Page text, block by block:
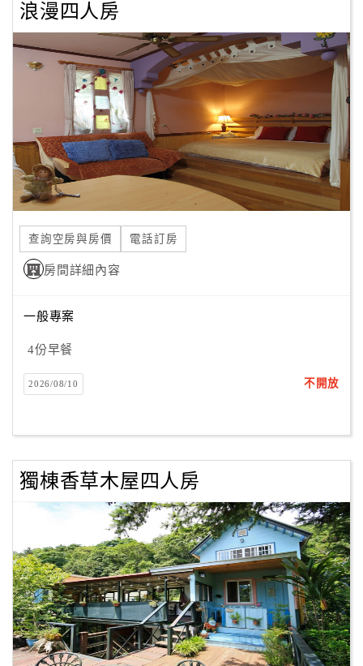
聯
單
上
服
紅
利
查
訂
房
Q&A
旅
卡
請
款
收
據
浪漫四人房
查詢空房與房價 電話訂房
房間詳細內容
一般專案
4份早餐
2026/08/10 不開放
獨棟香草木屋四人房